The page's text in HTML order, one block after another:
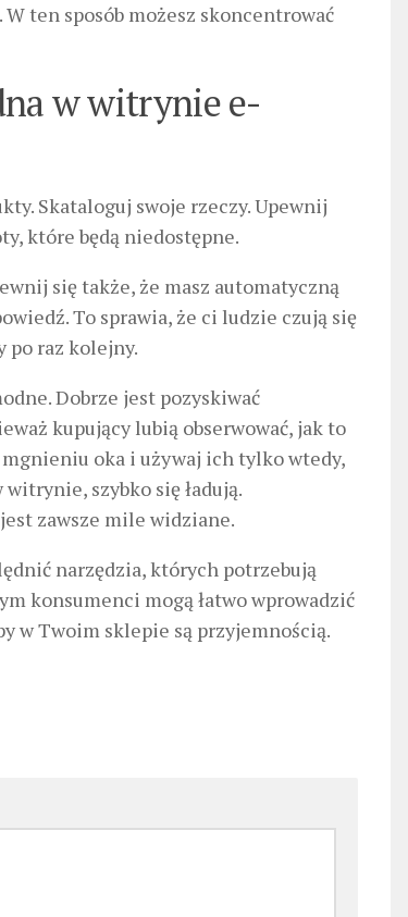
ten sposób możesz skoncentrować
w witrynie e-
Skataloguj swoje rzeczy. Upewnij
które będą niedostępne.
się także, że masz automatyczną
To sprawia, że ​​ci ludzie czują się
po raz kolejny.
Dobrze jest pozyskiwać
kupujący lubią obserwować, jak to
oka i używaj ich tylko wtedy,
szybko się ładują.
zawsze mile widziane.
narzędzia, których potrzebują
konsumenci mogą łatwo wprowadzić
w Twoim sklepie są przyjemnością.